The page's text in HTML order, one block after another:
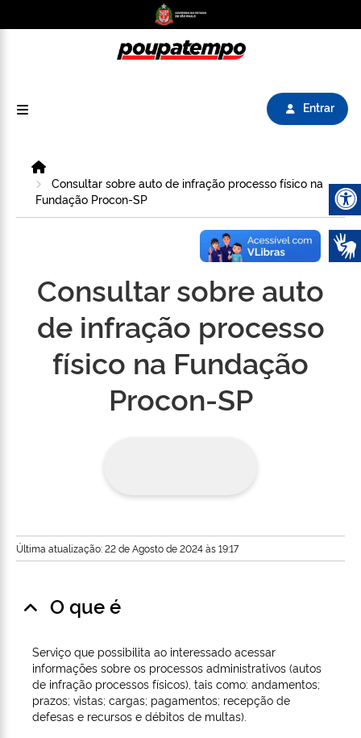
Entrar
Consultar sobre auto de infração processo físico na
Fundação Procon-SP
Consultar sobre auto
de infração processo
físico na Fundação
Procon-SP
Última atualização: 22 de Agosto de 2024 às 19:17
O que é
Serviço que possibilita ao interessado acessar
informações sobre os processos administrativos (autos
de infração processos físicos), tais como: andamentos;
prazos; vistas; cargas; pagamentos; recepção de
defesas e recursos e débitos de multas).